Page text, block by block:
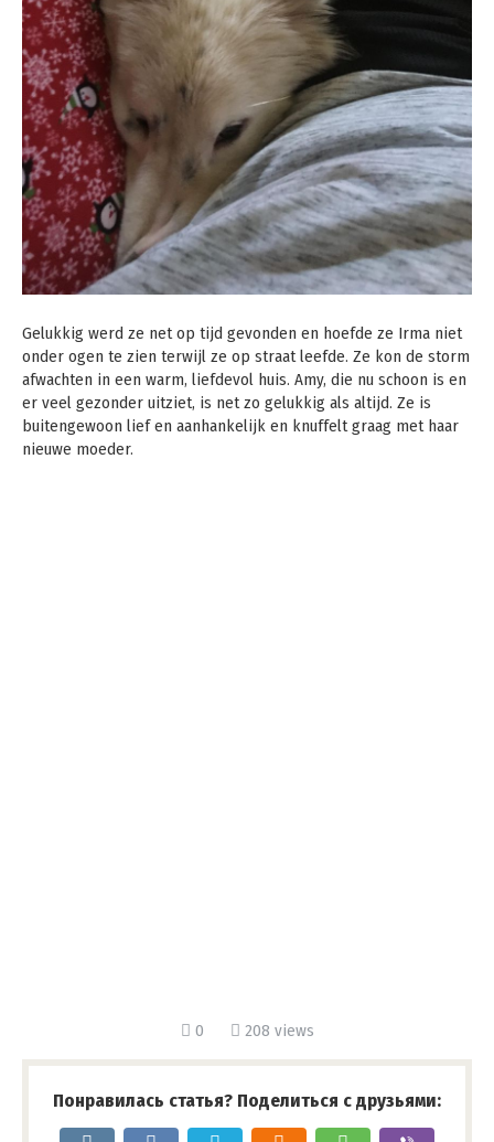
Gelukkig werd ze net op tijd gevonden en hoefde ze Irma niet
onder ogen te zien terwijl ze op straat leefde. Ze kon de storm
afwachten in een warm, liefdevol huis. Amy, die nu schoon is en
er veel gezonder uitziet, is net zo gelukkig als altijd. Ze is
buitengewoon lief en aanhankelijk en knuffelt graag met haar
nieuwe moeder.
0 208 views
Понравилась статья? Поделиться с друзьями: